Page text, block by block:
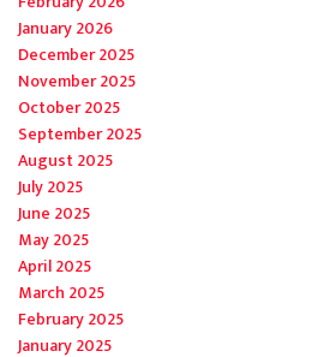
January 2026
December 2025
November 2025
October 2025
September 2025
August 2025
July 2025
June 2025
May 2025
April 2025
March 2025
February 2025
January 2025